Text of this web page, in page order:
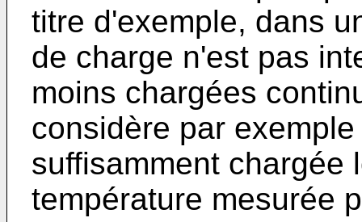
titre d'exemple, dans
de charge n'est pas
moins chargées
considère par
suffisamment chargée
température mesurée